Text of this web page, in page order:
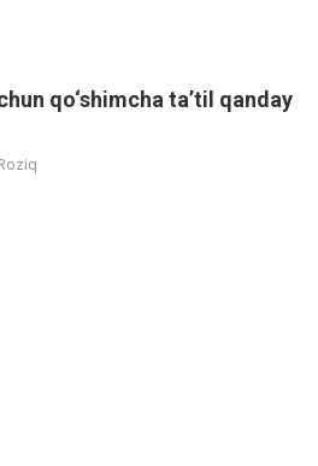
qo‘shimcha ta’til qanday